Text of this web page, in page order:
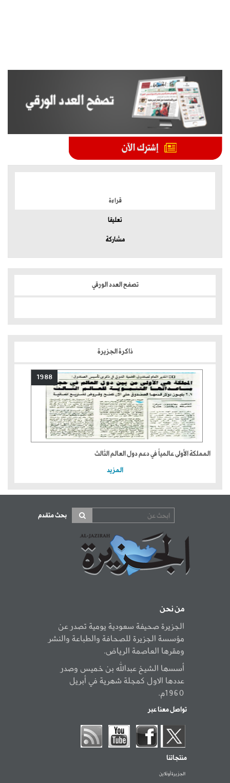
قراءة
تعليقا
مشاركة
تصفح العدد الورقي
ذاكرة الجزيرة
1988
المملكة الأولى عالمياً في دعم دول العالم الثالث
المزيد
بحث متقدم
من نحن
الجزيرة صحيفة سعودية يومية تصدر عن
مؤسسة الجزيرة للصحافة والطباعة والنشر
ومقرها العاصمة الرياض.
أسسها الشيخ عبدالله بن خميس وصدر
عددها الاول كمجلة شهرية في أبريل
1960م.
تواصل معنا عبر
منتجاتنا
الجزيرة أونلاين